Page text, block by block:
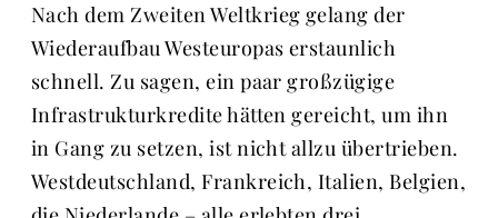
Nach dem Zweiten Weltkrieg gelang der
Wiederaufbau Westeuropas erstaunlich
schnell. Zu sagen, ein paar großzügige
Infrastrukturkredite hätten gereicht, um ihn
in Gang zu setzen, ist nicht allzu übertrieben.
Westdeutschland, Frankreich, Italien, Belgien,